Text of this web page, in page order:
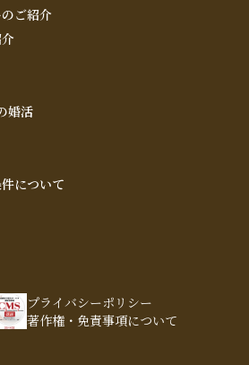
ご紹介
婚活
について
プライバシーポリシー
著作権・免責事項について